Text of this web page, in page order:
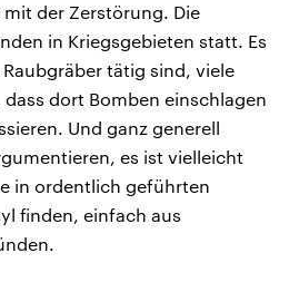
der Zerstörung. Die
in Kriegsgebieten statt. Es
tätig sind, viele
dort Bomben einschlagen
Und ganz generell
es ist vielleicht
in ordentlich geführten
finden, einfach aus